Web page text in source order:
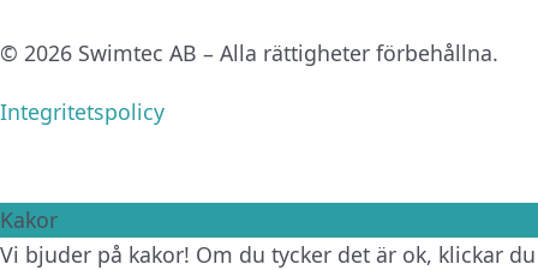
© 2026 Swimtec AB – Alla rättigheter förbehållna.
Integritetspolicy
Kakor
Vi bjuder på kakor! Om du tycker det är ok, klickar du